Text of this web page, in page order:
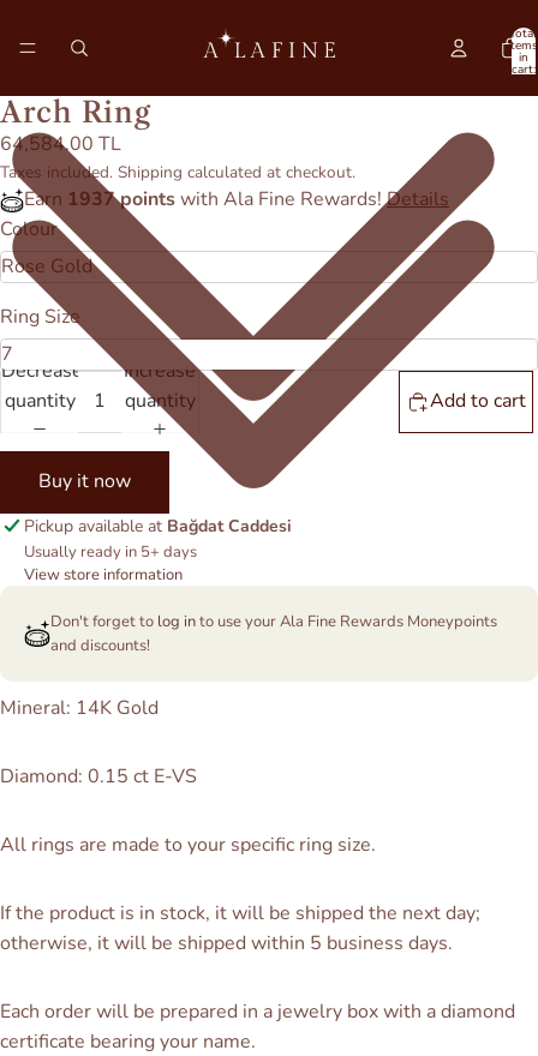
Total
items
in
cart:
Arch Ring
64,584.00 TL
Taxes included. Shipping calculated at checkout.
Earn 1937 pointswith Ala Fine Rewards!Details
Colour
Ring Size
Decrease
quantity
Increase
quantity
Add to cart
Buy it now
Pickup available at Bağdat Caddesi
Usually ready in 5+ days
View store information
Don't forget to log into use your Ala Fine Rewards Moneypoints
and discounts!
Mineral: 14K Gold
Diamond: 0.15 ct E-VS
All rings are made to your specific ring size.
If the product is in stock, it will be shipped the next day;
otherwise, it will be shipped within 5 business days.
Each order will be prepared in a jewelry box with a diamond
certificate bearing your name.